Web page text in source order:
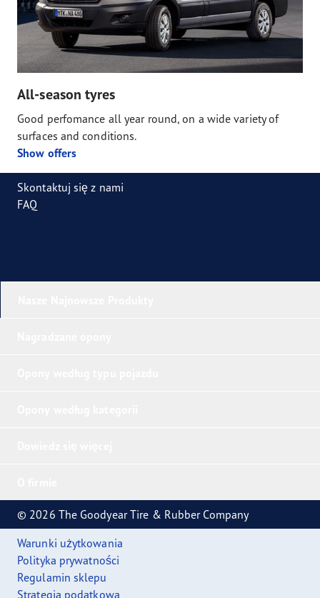
All-season tyres
Good perfomance all year round, on a wide variety of
surfaces and conditions.
Show offers
Skontaktuj się z nami
FAQ
© 2026 The Goodyear Tire & Rubber Company
Warunki użytkowania
Polityka prywatności
Regulamin sklepu
Strategia podatkowa